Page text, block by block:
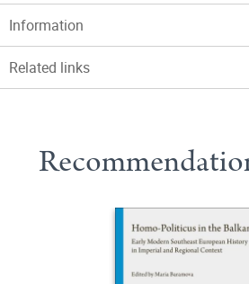
Information
Related links